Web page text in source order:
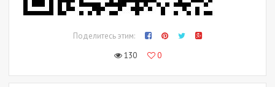
Поделитесь этим:
130
0